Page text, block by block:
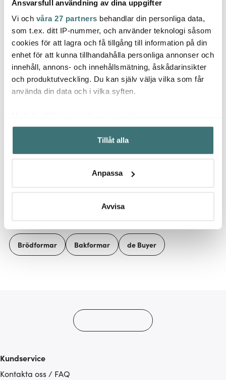
Ansvarsfull användning av dina uppgifter
Vi och våra 27 partners behandlar din personliga data,
som t.ex. ditt IP-nummer, och använder teknologi såsom
cookies för att lagra och få tillgång till information på din
enhet för att kunna tillhandahålla personliga annonser och
innehåll, annons- och innehållsmätning, åskådarinsikter
och produktutveckling. Du kan själv välja vilka som får
använda din data och i vilka syften.
Samla in information om din geografiska plats som
kan ha en noggrannhet på upp till flera meter
Identifiera din enhet genom att aktivt skanna den för
Ta reda på mer om hur dina personliga uppgifter
Du kan ändra eller dra tillbaka ditt samtycke när som
Vi använder cookies för att innehållet och annonserna
ska anpassas efter det som vi tror att du tycker om. Det
Tillåt alla
Anpassa
Avvisa
De Buyer
Mineral B Element
Stekpanna kolstål 28
999 kr 1399 kr
I lager
Kockums Jernverk
Smashjärn/grillspade
med handtagskydd
läder
749 kr
I lager
De
L 28
Låt dig inspireras av våra kunder
Brödformar Bakformar de Buyer
Kundservice
Kontakta oss / FAQ